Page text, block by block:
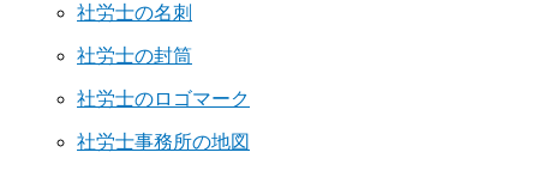
社労士の名刺
社労士の封筒
社労士のロゴマーク
社労士事務所の地図